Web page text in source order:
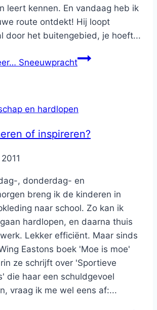
leert kennen. En vandaag heb ik
route ontdekt! Hij loopt
door het buitengebied, je hoeft...
Sneeuwpracht
en hardlopen
of inspireren?
, donderdag- en
breng ik de kinderen in
naar school. Zo kan ik
hardlopen, en daarna thuis
Lekker efficiënt. Maar sinds
Eastons boek 'Moe is moe'
ze schrijft over 'Sportieve
die haar een schuldgevoel
vraag ik me wel eens af:...